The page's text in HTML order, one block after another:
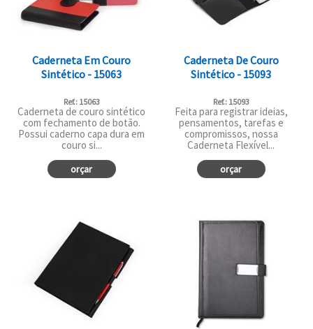
Caderneta Em Couro
Sintético - 15063
Ref.: 15063
Caderneta de couro sintético
com fechamento de botão.
Possui caderno capa dura em
couro si...
orçar
Caderneta De Couro
Sintético - 15093
Ref.: 15093
Feita para registrar ideias,
pensamentos, tarefas e
compromissos, nossa
Caderneta Flexível...
orçar